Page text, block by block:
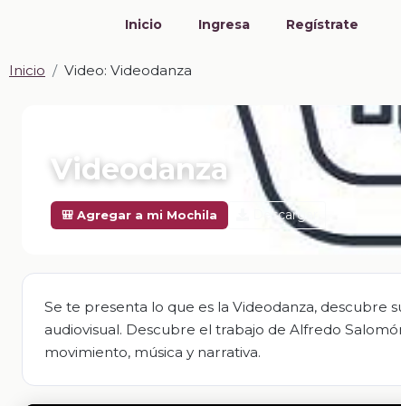
Inicio Ingresa Regístrate
Inicio Video: Videodanza
Videodanza
🎒 Agregar a mi Mochila Descargar
Se te presenta lo que es la Videodanza, descubre
audiovisual. Descubre el trabajo de Alfredo
movimiento, música y narrativa.